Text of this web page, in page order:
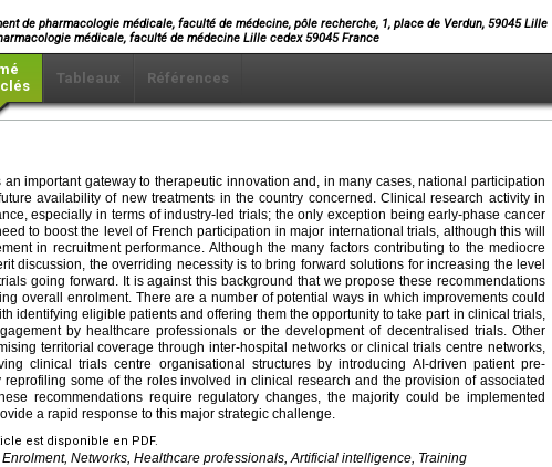
de pharmacologie médicale, faculté de médecine, pôle recherche, 1, place de Verdun, 59045 Lille
médicale, faculté de médecine Lille cedex 59045 France
Tableaux Références
important gateway to therapeutic innovation and, in many cases, national participation
availability of new treatments in the country concerned. Clinical research activity in
especially in terms of industry-led trials; the only exception being early-phase cancer
to boost the level of French participation in major international trials, although this will
in recruitment performance. Although the many factors contributing to the mediocre
discussion, the overriding necessity is to bring forward solutions for increasing the level
going forward. It is against this background that we propose these recommendations
overall enrolment. There are a number of potential ways in which improvements could
identifying eligible patients and offering them the opportunity to take part in clinical trials,
by healthcare professionals or the development of decentralised trials. Other
territorial coverage through inter-hospital networks or clinical trials centre networks,
clinical trials centre organisational structures by introducing AI-driven patient pre-
reprofiling some of the roles involved in clinical research and the provision of associated
recommendations require regulatory changes, the majority could be implemented
a rapid response to this major strategic challenge.
est disponible en PDF.
Networks, Healthcare professionals, Artificial intelligence, Training